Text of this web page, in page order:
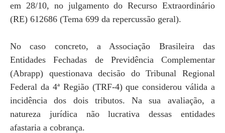
em 28/10, no julgamento do Recurso Extraordinário
(RE) 612686 (Tema 699 da repercussão geral).
No caso concreto, a Associação Brasileira das
Entidades Fechadas de Previdência Complementar
(Abrapp) questionava decisão do Tribunal Regional
Federal da 4ª Região (TRF-4) que considerou válida a
incidência dos dois tributos. Na sua avaliação, a
natureza jurídica não lucrativa dessas entidades
afastaria a cobrança.